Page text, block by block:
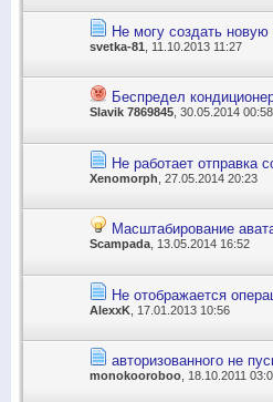
Не могу создать новую
svetka-81 , 11.10.2013 11:27
Беспредел
Slavik 7869845 , 30.05.2014 00:58
Не работает отправка
Xenomorph , 27.05.2014 20:23
Масштабирование
Scampada , 13.05.2014 16:52
Не отображается
AlexxK , 17.01.2013 10:56
авторизованного не
monokooroboo , 18.10.2011